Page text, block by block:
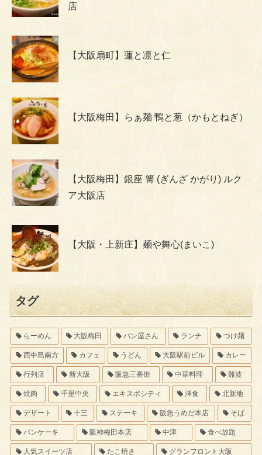
店
【大阪扇町】蓮と凛と仁
【大阪梅田】らぁ麺 鴨と葱（かもとねぎ）
【大阪梅田】銀座 篝 (ぎんざ かがり) ルク
ア大阪店
【大阪・上新庄】麺や舞心(まいこ)
タグ
らーめん 大阪梅田 パン屋さん ランチ つけ麺
西中島南方 カフェ うどん 大阪駅前ビル カレー
行列店 新大阪 阪急三番街 中華料理 難波
焼肉 千里中央 エキスポシティ 洋食 北新地
デザート 十三 ステーキ 阪急うめだ本店 そば
パンケーキ 阪神梅田本店 中津 食べ放題
人気スイーツ店 たこ焼き グランフロント大阪